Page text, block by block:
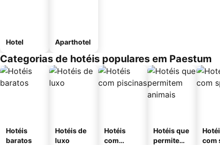
Hotel Aparthotel
Categorias de hotéis populares em Paestum
Hotéis
baratos
Hotéis de
luxo
Hotéis
com
Hotéis que
permitem
com